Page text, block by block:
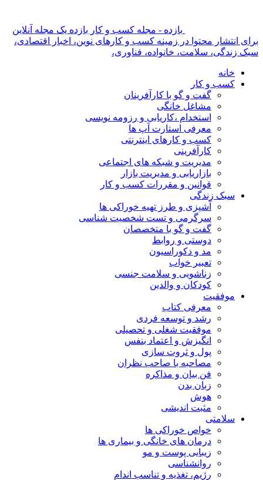
بازده - مجله کسب و کار بازده یک مجله آنلاین
برای انتشار محتوا در زمینه کسب و کارهای نوین، اخبار اقتصادی،
سبک زندگی، سلامت، خانواده، فناوری،
خانه
کسب و کار
گفت و گو با کارآفرینان
مشاغل خانگی
استخدام ،کاریابی و رزومه نویسی
معرفی استارت آپ ها
کسب و کارهای اینترنتی
کارآفرینی
مدیریت و شبکه های اجتماعی
بازاریابی و مدیریت بازار
قوانین و مقررات کسب و کار
سبک زندگی
آشپزی و طرز تهیه خوراکی ها
سرگرمی و تست شخصیت شناسی
گفت و گو با متخصصان
دوستی و روابط
مد و دکوراسیون
تعبیر خواب
زناشویی و سلامت جنسی
کودکان و والدین
موفقیت
معرفی کتاب
رشد و توسعه فردی
موفقیت شغلی و تحصیلی
انگیزش و اعتماد بنفس
پول و ثروت سازی
مصاحبه با صاحب نظران
فن بیان و مذاکره
زبان بدن
هوش
مثبت اندیشی
سلامتی
خواص خوراکی ها
درمان های خانگی و بیماری ها
زیبایی پوست و مو
روانشناسی
رژیم، تغذیه و تناسب اندام